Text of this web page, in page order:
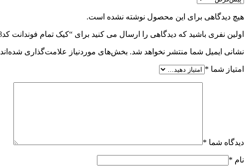
هیچ دیدگاهی برای این محصول نوشته نشده است.
اولین نفری باشید که دیدگاهی را ارسال می کنید برای “کیک تمام فوندانت کد128”
نشانی ایمیل شما منتشر نخواهد شد. بخش‌های موردنیاز علامت‌گذاری شده‌اند
امتیاز شما *
دیدگاه شما *
نام *